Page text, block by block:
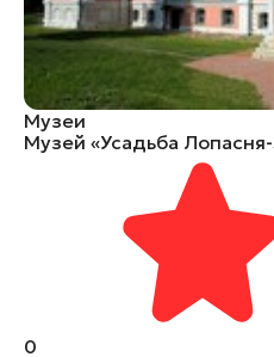
Музеи
Музей «Усадьба
0